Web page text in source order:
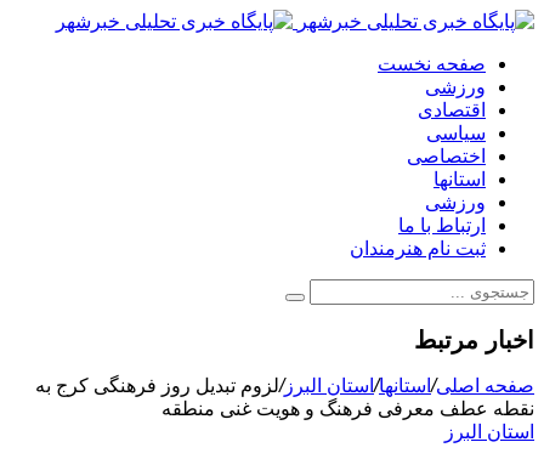
صفحه نخست
ورزشی
اقتصادی
سیاسی
اختصاصی
استانها
ورزشی
ارتباط با ما
ثبت نام هنرمندان
اخبار مرتبط
صفحه اصلی/استانها/استان البرز/لزوم تبدیل روز فرهنگی کرج به
نقطه عطف معرفی فرهنگ و هویت غنی منطقه
استان البرز